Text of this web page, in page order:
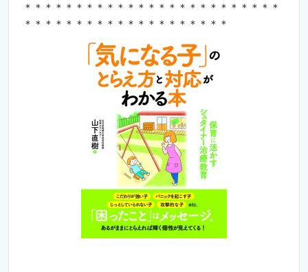
＊＊＊＊＊＊＊＊＊＊＊＊＊＊＊＊＊＊＊＊＊＊＊＊＊
＊＊＊＊＊＊＊＊＊＊＊＊＊＊＊＊＊＊＊＊